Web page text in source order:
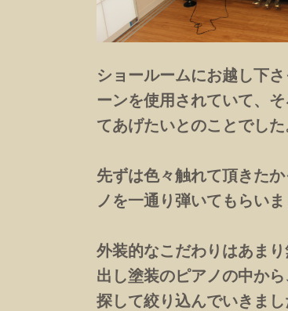
ショールームにお越し下
ーンを使用されていて、
てあげたいとのことでした
先ずは色々触れて頂きた
ノを一通り弾いてもらいま
外装的なこだわりはあま
出し塗装のピアノの中か
探して絞り込んでいきまし